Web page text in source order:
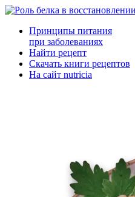
Принципы питания
при заболеваниях
Найти рецепт
Скачать книги рецептов
На сайт nutricia